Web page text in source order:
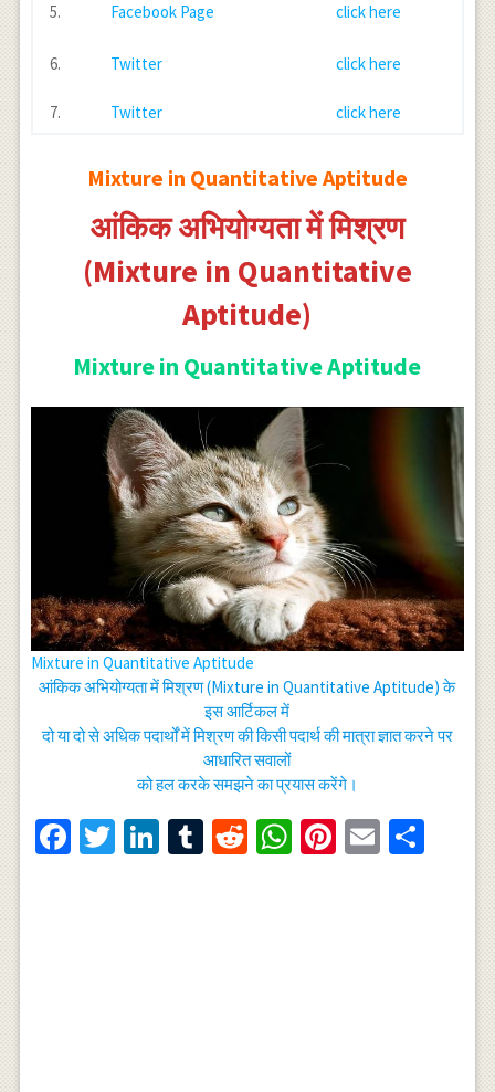
5. Facebook Page click here
6. Twitter click here
7. Twitter click here
Mixture in Quantitative Aptitude
आंकिक अभियोग्यता में मिश्रण
(Mixture in Quantitative
Aptitude)
Mixture in Quantitative Aptitude
Mixture in Quantitative Aptitude
आंकिक अभियोग्यता में मिश्रण (Mixture in Quantitative Aptitude) के
इस आर्टिकल में
दो या दो से अधिक पदार्थों में मिश्रण की किसी पदार्थ की मात्रा ज्ञात करने पर
आधारित सवालों
को हल करके समझने का प्रयास करेंगे।
Facebook
Twitter
LinkedIn
Tumblr
RedditWhatsApp
Pinterest
Email